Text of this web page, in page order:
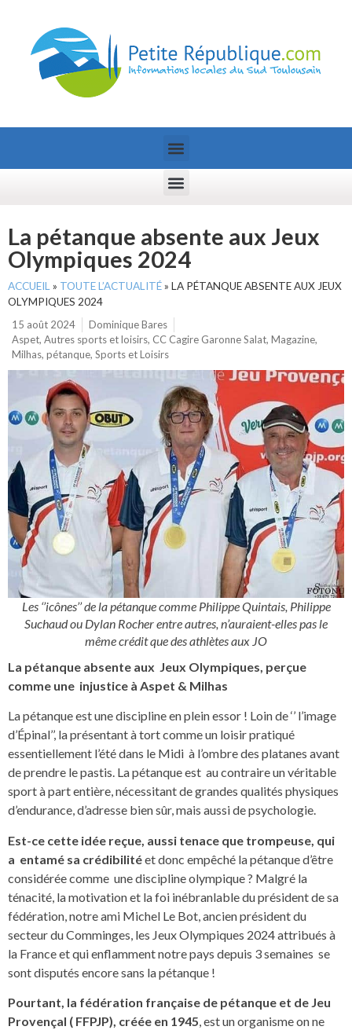
La pétanque absente aux Jeux
Olympiques 2024
ACCUEIL » TOUTE L’ACTUALITÉ» LA PÉTANQUE ABSENTE AUX JEUX
OLYMPIQUES 2024
15 août 2024
Dominique Bares
Aspet, Autres sports et loisirs, CC Cagire Garonne Salat, Magazine,
Milhas, pétanque, Sports et Loisirs
Les ‘’icônes’’ de la pétanque comme Philippe Quintais, Philippe
Suchaud ou Dylan Rocher entre autres, n’auraient-elles pas le
même crédit que des athlètes aux JO
La pétanque absente aux Jeux Olympiques, perçue
comme une injustice à Aspet & Milhas
La pétanque est une discipline en plein essor ! Loin de ‘’ l’image
d’Épinal’’, la présentant à tort comme un loisir pratiqué
essentiellement l’été dans le Midi à l’ombre des platanes avant
de prendre le pastis. La pétanque est au contraire un véritable
sport à part entière, nécessitant de grandes qualités physiques
d’endurance, d’adresse bien sûr, mais aussi de psychologie.
Est-ce cette idée reçue, aussi tenace que trompeuse, qui
a entamé sa crédibilitéet donc empêché la pétanque d’être
considérée comme une discipline olympique ? Malgré la
ténacité, la motivation et la foi inébranlable du président de sa
fédération, notre ami Michel Le Bot, ancien président du
secteur du Comminges, les Jeux Olympiques 2024 attribués à
la France et qui enflamment notre pays depuis 3 semaines se
sont disputés encore sans la pétanque !
Pourtant, la fédération française de pétanque et de Jeu
Provençal ( FFPJP), créée en 1945, est un organisme on ne